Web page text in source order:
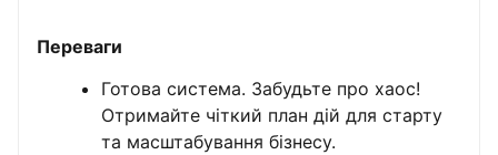
Переваги
Готова система. Забудьте про хаос!
Отримайте чіткий план дій для старту
та масштабування бізнесу.